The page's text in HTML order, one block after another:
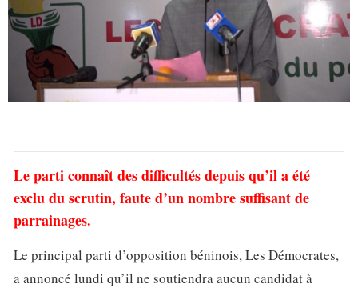
Le parti connaît des difficultés depuis qu’il a été
exclu du scrutin, faute d’un nombre suffisant de
parrainages.
Le principal parti d’opposition béninois, Les Démocrates,
a annoncé lundi qu’il ne soutiendra aucun candidat à